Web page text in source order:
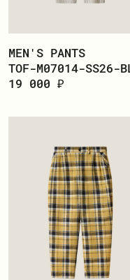
MEN'S PANTS
TOF-M07014-SS26-
19 000 ₽